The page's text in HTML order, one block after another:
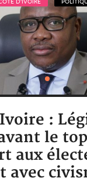
:
le
aux
avec